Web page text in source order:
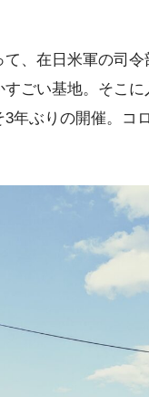
、在日米軍の司
ごい基地。そこ
年ぶりの開催。コ